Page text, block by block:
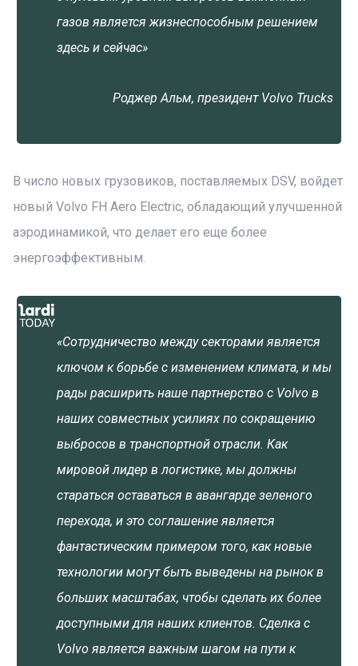
газов является жизнеспособным решением
здесь и сейчас»
Роджер Альм, президент Volvo Trucks
В число новых грузовиков, поставляемых DSV, войдет
новый Volvo FH Aero Electric, обладающий улучшенной
аэродинамикой, что делает его еще более
энергоэффективным.
«Сотрудничество между секторами является
ключом к борьбе с изменением климата, и мы
рады расширить наше партнерство с Volvo в
наших совместных усилиях по сокращению
выбросов в транспортной отрасли. Как
мировой лидер в логистике, мы должны
стараться оставаться в авангарде зеленого
перехода, и это соглашение является
фантастическим примером того, как новые
технологии могут быть выведены на рынок в
больших масштабах, чтобы сделать их более
доступными для наших клиентов. Сделка с
Volvo является важным шагом на пути к